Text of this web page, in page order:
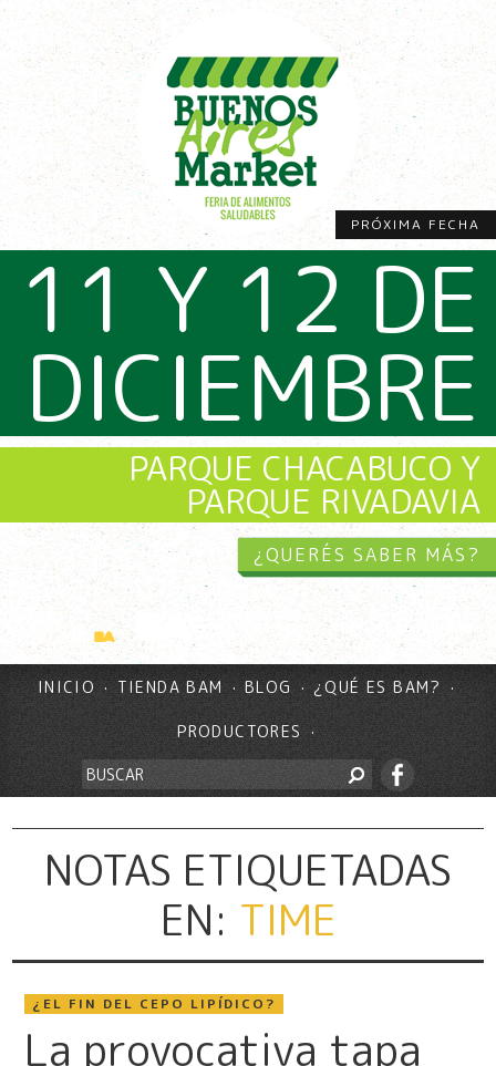
PRÓXIMA FECHA
11 Y 12 DE
DICIEMBRE
PARQUE CHACABUCO Y
PARQUE RIVADAVIA
¿QUERÉS SABER MÁS?
INICIO TIENDA BAM BLOG ¿QUÉ ES BAM?
PRODUCTORES
NOTAS ETIQUETADAS
EN: TIME
¿EL FIN DEL CEPO LIPÍDICO?
La provocativa tapa